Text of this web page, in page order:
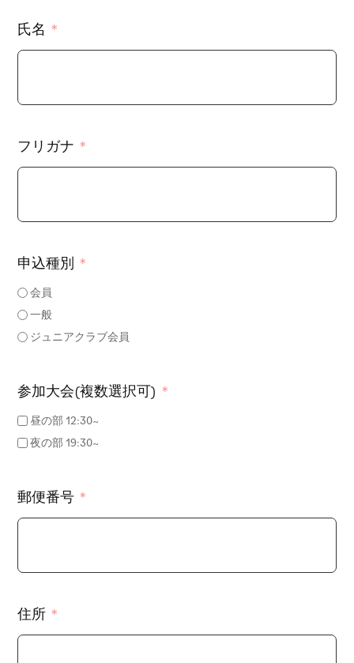
氏名
フリガナ
申込種別
会員
一般
ジュニアクラブ会員
参加大会(複数選択可)
昼の部 12:30~
夜の部 19:30~
郵便番号
住所